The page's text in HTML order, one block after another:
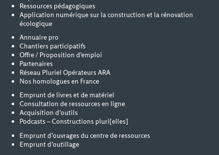
Ressources pédagogiques
Application numérique sur la construction et la rénovation
écologique
Annuaire pro
Chantiers participatifs
Offre / Proposition d'emploi
Partenaires
Réseau Pluriel Opérateurs ARA
Nos homologues en France
Emprunt de livres et de matériel
Consultation de ressources en ligne
Acquisition d’outils
Podcasts – Constructions pluri[elles]
Emprunt d’ouvrages du centre de ressources
Emprunt d’outillage